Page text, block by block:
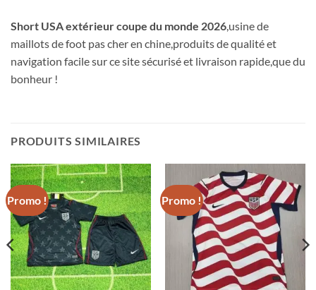
Short USA extérieur coupe du monde 2026 ,usine de
maillots de foot pas cher en chine,produits de qualité et
navigation facile sur ce site sécurisé et livraison rapide,que du
bonheur !
PRODUITS SIMILAIRES
Promo ! Promo !